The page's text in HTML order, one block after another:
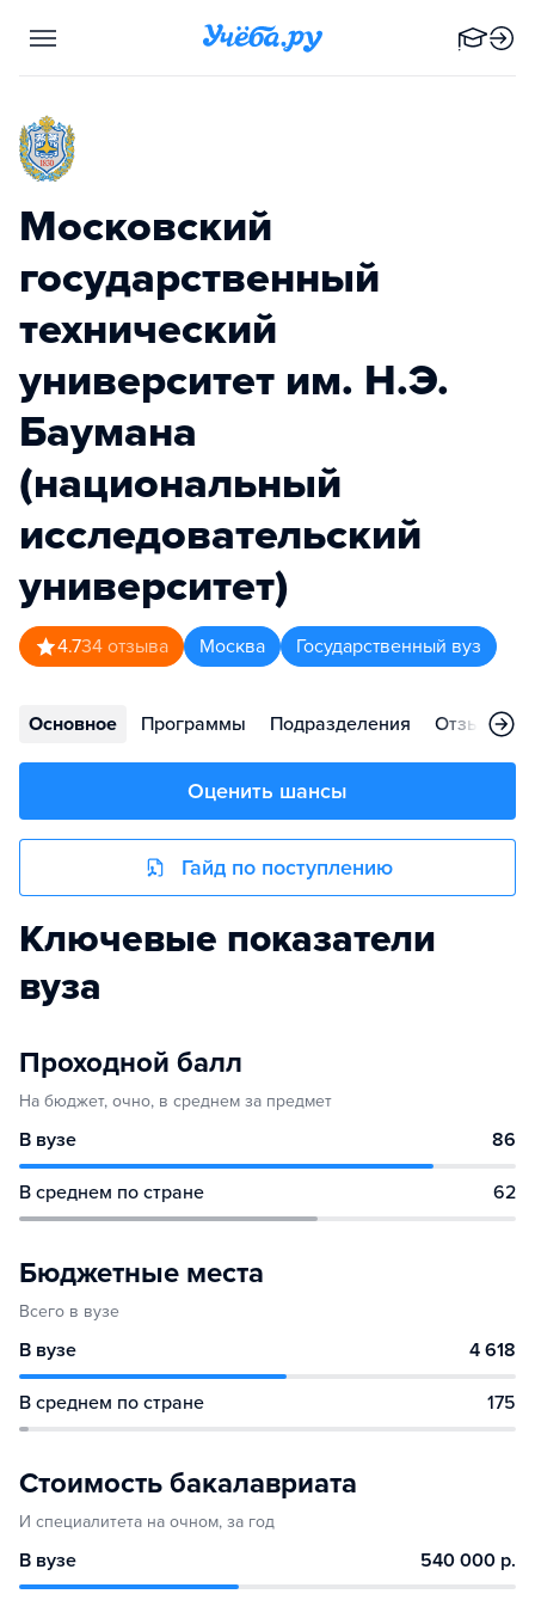
Московский
государственный
технический
университет им. Н.Э.
Баумана
(национальный
исследовательский
университет)
4.734 отзыва Москва Государственный вуз
Основное Программы Подразделения Отзывы
Оценить шансы
Гайд по поступлению
Ключевые показатели
вуза
Проходной балл
На бюджет, очно, в среднем за предмет
В вузе 86
В среднем по стране 62
Бюджетные места
Всего в вузе
В вузе 4 618
В среднем по стране 175
Стоимость бакалавриата
И специалитета на очном, за год
В вузе 540 000 р.